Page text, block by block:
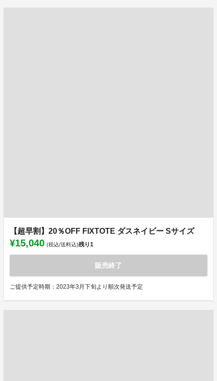
【超早割】20％OFF FIXTOTE ダスネイビー Sサイズ
¥15,040 (税込/送料込)残り1
販売終了
ご提供予定時期：2023年3月下旬より順次発送予定